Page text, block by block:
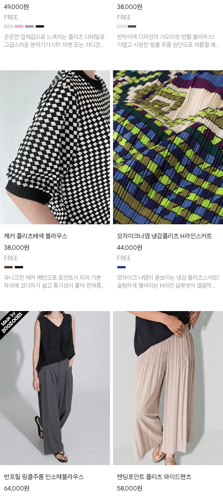
49,000원
FREE
은은한 입체감으로 느껴지는 플리츠 디테일로
고급스러운 분위기가 UP! 자켓 또는 가디건과
38,000원
FREE
반하이넥 디자인의 가오리핏 반팔 블라우스!
가볍고 시원한 링클 주름 원단으로 여름철 쾌
체커 플리츠배색 블라우스
38,000원
FREE
유니크한 체커 패턴으로 포인트가 되어 기본
하의에 코디하기 쉽고 통기성이 좋아 한여름에
모자이크나염 냉감플리츠 H라인스커트
44,000원
FREE
모자이크 나염이 돋보이는 냉감 플리츠스커트!
슬림하게 떨어지는 H라인 실루엣이 깔끔하고
성을 더했어요~
반프릴 링클주름 민소매블라우스
64,000원
밴딩포인트 플리츠 와이드팬츠
58,000원